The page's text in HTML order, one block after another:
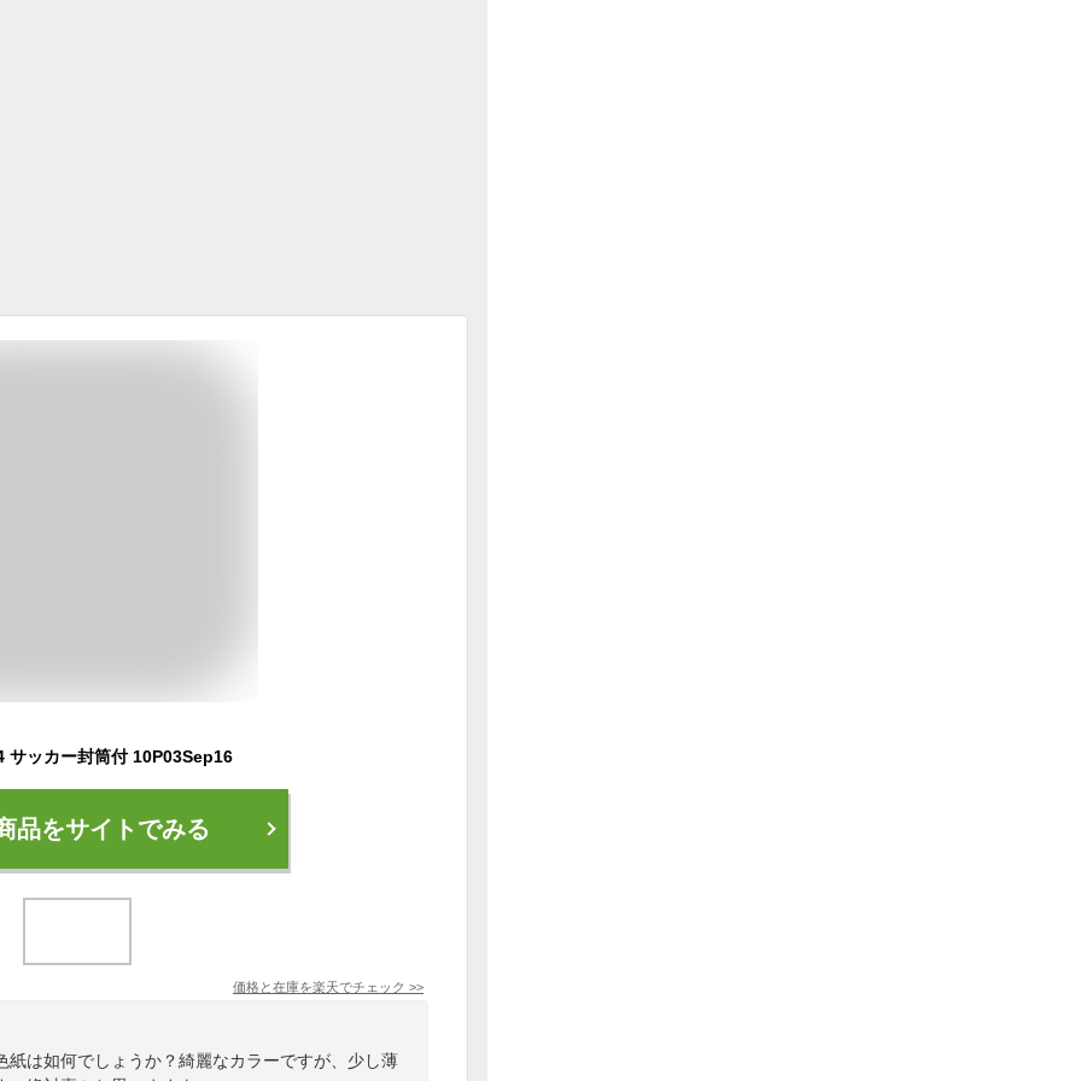
サッカー封筒付 10P03Sep16
品をサイトでみる
価格と在庫を楽天でチェック >>
紙は如何でしょうか？綺麗なカラーですが、少し薄